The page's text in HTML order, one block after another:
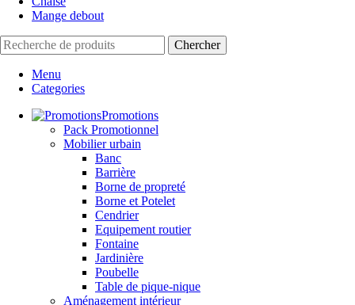
Mange debout
Chercher
Menu
Categories
Promotions
Pack Promotionnel
Mobilier urbain
Banc
Barrière
Borne de propreté
Borne et Potelet
Cendrier
Equipement routier
Fontaine
Jardinière
Poubelle
Table de pique-nique
Aménagement intérieur